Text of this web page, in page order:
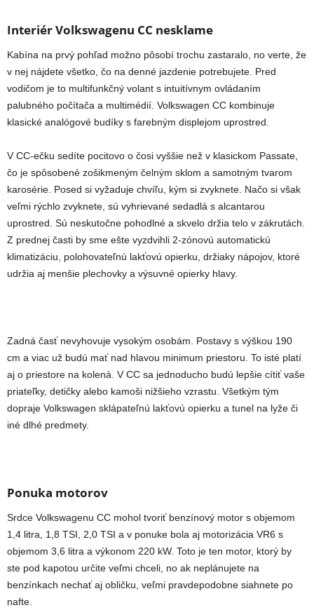
Interiér Volkswagenu CC nesklame
Kabína na prvý pohľad možno pôsobí trochu zastaralo, no verte, že
v nej nájdete všetko, čo na denné jazdenie potrebujete. Pred
vodičom je to multifunkčný volant s intuitívnym ovládaním
palubného počítača a multimédií. Volkswagen CC kombinuje
klasické analógové budíky s farebným displejom uprostred.
V CC-ečku sedíte pocitovo o čosi vyššie než v klasickom Passate,
čo je spôsobené zošikmeným čelným sklom a samotným tvarom
karosérie. Posed si vyžaduje chvíľu, kým si zvyknete. Načo si však
veľmi rýchlo zvyknete, sú vyhrievané sedadlá s alcantarou
uprostred. Sú neskutočne pohodlné a skvelo držia telo v zákrutách.
Z prednej časti by sme ešte vyzdvihli 2-zónovú automatickú
klimatizáciu, polohovateľnú lakťovú opierku, držiaky nápojov, ktoré
udržia aj menšie plechovky a výsuvné opierky hlavy.
Zadná časť nevyhovuje vysokým osobám. Postavy s výškou 190
cm a viac už budú mať nad hlavou minimum priestoru. To isté platí
aj o priestore na kolená. V CC sa jednoducho budú lepšie cítiť vaše
priateľky, detičky alebo kamoši nižšieho vzrastu. Všetkým tým
dopraje Volkswagen sklápateľnú lakťovú opierku a tunel na lyže či
iné dlhé predmety.
Ponuka motorov
Srdce Volkswagenu CC mohol tvoriť benzínový motor s objemom
1,4 litra, 1,8 TSI, 2,0 TSI a v ponuke bola aj motorizácia VR6 s
objemom 3,6 litra a výkonom 220 kW. Toto je ten motor, ktorý by
ste pod kapotou určite veľmi chceli, no ak neplánujete na
benzínkach nechať aj obličku, veľmi pravdepodobne siahnete po
nafte.